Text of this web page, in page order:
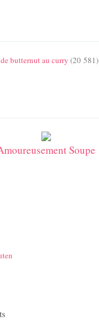
butternut au curry (20 581)
Soupe